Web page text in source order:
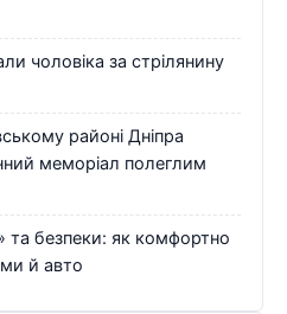
чоловіка за стрілянину
районі Дніпра
меморіал полеглим
та безпеки: як комфортно
й авто